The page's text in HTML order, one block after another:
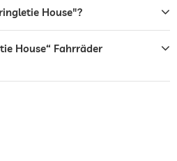
Gegen Gebühr
House"?
House“ Fahrräder